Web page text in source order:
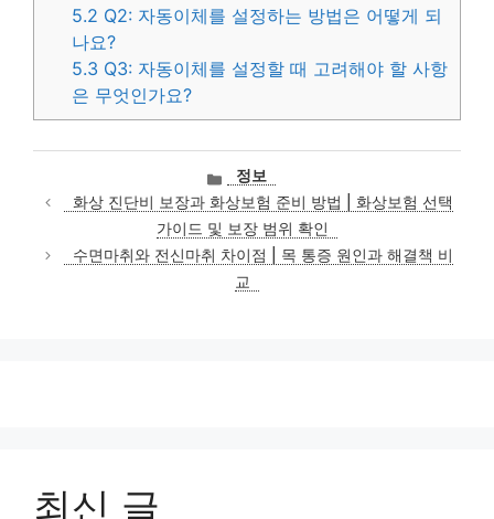
5.2 Q2: 자동이체를 설정하는 방법은 어떻게 되
나요?
5.3 Q3: 자동이체를 설정할 때 고려해야 할 사항
은 무엇인가요?
카
테
고
리
정보
화상 진단비 보장과 화상보험 준비 방법 | 화상보험 선택
가이드 및 보장 범위 확인
수면마취와 전신마취 차이점 | 목 통증 원인과 해결책 비
교
최신 글